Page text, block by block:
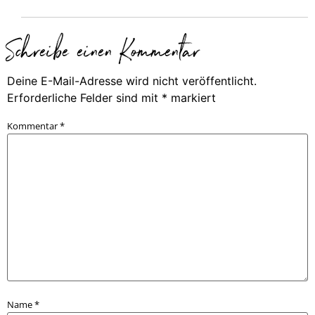
Schreibe einen Kommentar
Deine E-Mail-Adresse wird nicht veröffentlicht.
Erforderliche Felder sind mit * markiert
Kommentar*
Name*